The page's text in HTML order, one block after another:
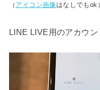
（ アイコン画像はなしでもok）
LINE LIVE用のアカウン